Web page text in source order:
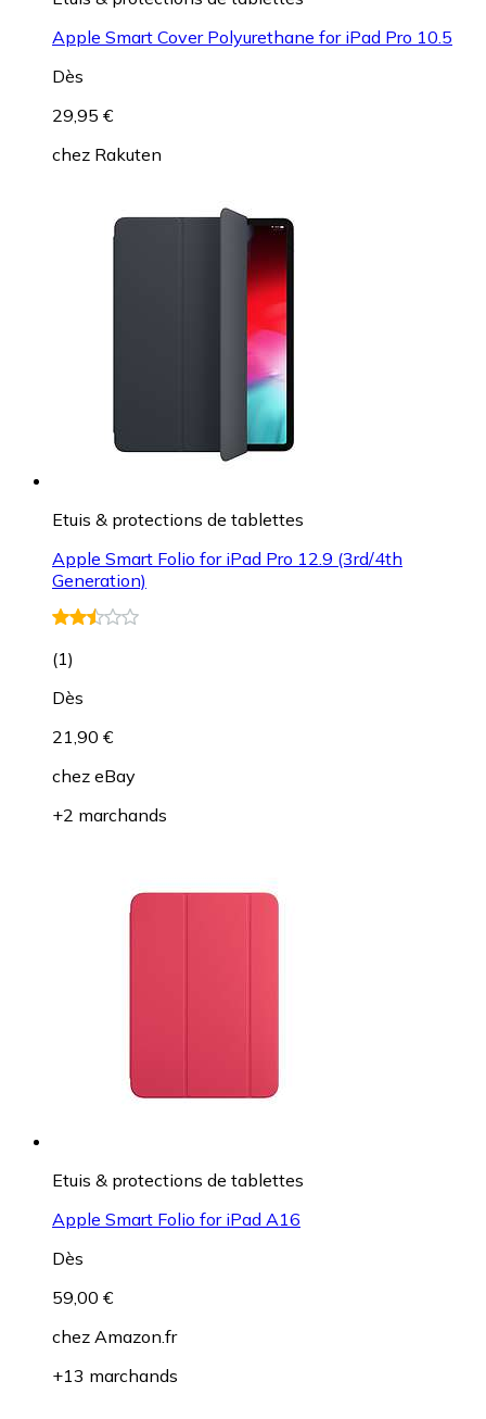
Apple Smart Cover Polyurethane for iPad Pro 10.5
Dès
29,95 €
chez Rakuten
Etuis & protections de tablettes
Apple Smart Folio for iPad Pro 12.9 (3rd/4th
Generation)
(1)
Dès
21,90 €
chez eBay
+2 marchands
Etuis & protections de tablettes
Apple Smart Folio for iPad A16
Dès
59,00 €
chez Amazon.fr
+13 marchands